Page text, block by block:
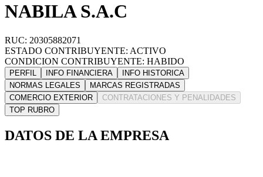
NABILA S.A.C
RUC: 20305882071
ESTADO CONTRIBUYENTE: ACTIVO
CONDICION CONTRIBUYENTE: HABIDO
PERFIL INFO FINANCIERA
INFO HISTORICA
NORMAS LEGALES
MARCAS REGISTRADAS
COMERCIO EXTERIOR
CONTRATACIONES Y PENALIDADES
TOP RUBRO
DATOS DE LA EMPRESA